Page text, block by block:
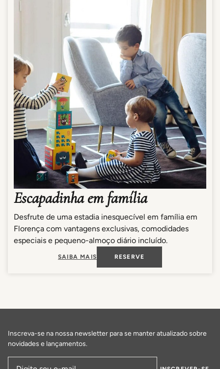
Escapadinha em família
Desfrute de uma estadia inesquecível em família em
Florença com vantagens exclusivas, comodidades
especiais e pequeno-almoço diário incluído.
SAIBA MAIS RESERVE
Inscreva-se na nossa newsletter para se manter atualizado sobre
novidades e lançamentos.